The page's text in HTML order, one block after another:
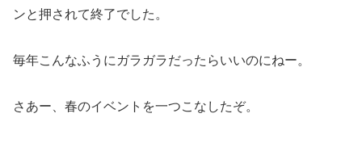
ンと押されて終了でした。
毎年こんなふうにガラガラだったらいいのにねー。
さあー、春のイベントを一つこなしたぞ。